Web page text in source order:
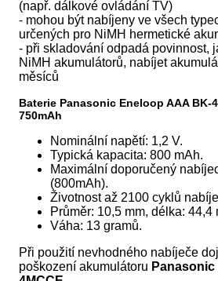
(např. dálkové ovládání TV)
- mohou být nabíjeny ve všech
určených pro NiMH hermetické
- při skladování odpadá povinnost,
NiMH akumulátorů, nabíjet
měsíců
Baterie Panasonic Eneloop AAA BK-
750mAh
Nominální napětí: 1,2 V.
Typická kapacita: 800 mAh.
Maximální doporučený
(800mAh).
Životnost až 2100 cyklů
Průměr: 10,5 mm, délka: 44,4
Váha: 13 gramů.
Při použití nevhodného nabíječe
poškození akumulátoru